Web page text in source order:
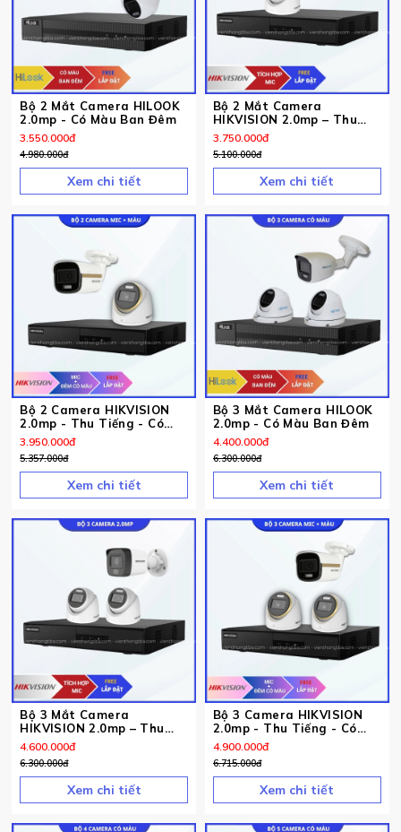
Bộ 2 Mắt Camera HILOOK
2.0mp - Có Màu Ban Đêm
3.550.000đ
4.980.000đ
Xem chi tiết
Bộ 2 Mắt Camera
HIKVISION 2.0mp – Thu
Tiếng
3.750.000đ
5.100.000đ
Xem chi tiết
Bộ 2 Camera HIKVISION
2.0mp - Thu Tiếng - Có
Màu ban đêm
3.950.000đ
5.357.000đ
Xem chi tiết
Bộ 3 Mắt Camera HILOOK
2.0mp - Có Màu Ban Đêm
4.400.000đ
6.300.000đ
Xem chi tiết
Bộ 3 Mắt Camera
HIKVISION 2.0mp – Thu
Tiếng
4.600.000đ
6.300.000đ
Xem chi tiết
Bộ 3 Camera HIKVISION
2.0mp - Thu Tiếng - Có
Màu Ban Đêm
4.900.000đ
6.715.000đ
Xem chi tiết